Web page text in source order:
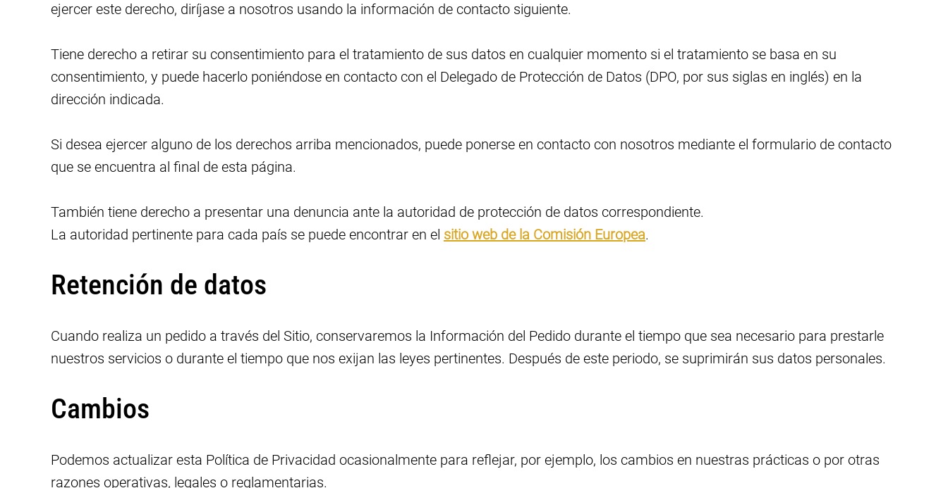
ejercer este derecho, diríjase a nosotros usando la información de contacto siguiente.
Tiene derecho a retirar su consentimiento para el tratamiento de sus datos en cualquier momento si el tratamiento se basa en su
consentimiento, y puede hacerlo poniéndose en contacto con el Delegado de Protección de Datos (DPO, por sus siglas en inglés) en la
dirección indicada.
Si desea ejercer alguno de los derechos arriba mencionados, puede ponerse en contacto con nosotros mediante el formulario de contacto
que se encuentra al final de esta página.
También tiene derecho a presentar una denuncia ante la autoridad de protección de datos correspondiente.
La autoridad pertinente para cada país se puede encontrar en el sitio web de la Comisión Europea.
Retención de datos
Cuando realiza un pedido a través del Sitio, conservaremos la Información del Pedido durante el tiempo que sea necesario para prestarle
nuestros servicios o durante el tiempo que nos exijan las leyes pertinentes. Después de este periodo, se suprimirán sus datos personales.
Cambios
Podemos actualizar esta Política de Privacidad ocasionalmente para reflejar, por ejemplo, los cambios en nuestras prácticas o por otras
razones operativas, legales o reglamentarias.